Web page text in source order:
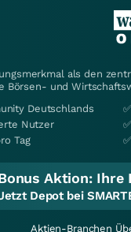
als den
Börsen- und
Deutschlands
Nutzer
Tag
Aktion: Ihre
Depot bei
Aktien-Branchen